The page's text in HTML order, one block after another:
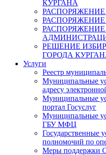
КУРГАНА
РАСПОРЯЖЕНИЕ
РЕШЕНИЕ
ГОРОДА
Услуги
Реестр
Муниципальные
адресу
Муниципальные
портал Госуслуг
Муниципальные
ГБУ МФЦ
Государственные
полномочий по
Меры поддержки